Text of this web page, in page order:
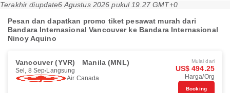
Terakhir diupdate6 Agustus 2026 pukul 19.27 GMT+0
Pesan dan dapatkan promo tiket pesawat murah dari
Bandara Internasional Vancouver ke Bandara Internasional
Ninoy Aquino
Vancouver (YVR) Manila (MNL)
Sel, 8 Sep Langsung
Air Canada
Mulai dari
US$ 494.25
Harga/Org
Booking